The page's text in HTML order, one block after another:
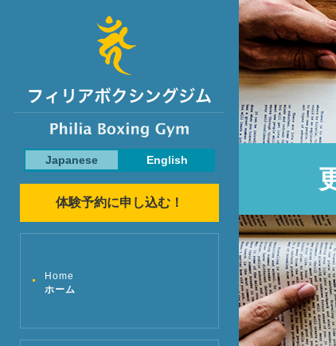
Japanese English
体験予約に申し込む！
Home
ホーム